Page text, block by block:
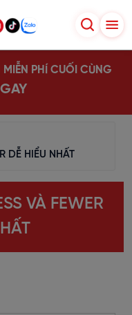
PHÍ CUỐI CÙNG
DỄ HIỂU NHẤT
VÀ FEWER